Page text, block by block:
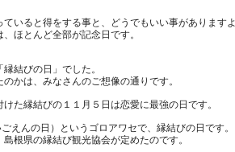
ていると得をする事と、どうでもいい事があります
ほとんど全部が記念日です。
縁結びの日」でした。
えんの日）というゴロアワセで、縁結びの日です。